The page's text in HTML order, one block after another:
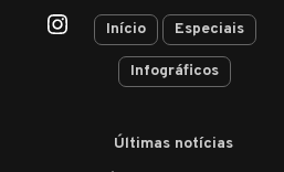
Início Especiais
Infográficos
Últimas notícias